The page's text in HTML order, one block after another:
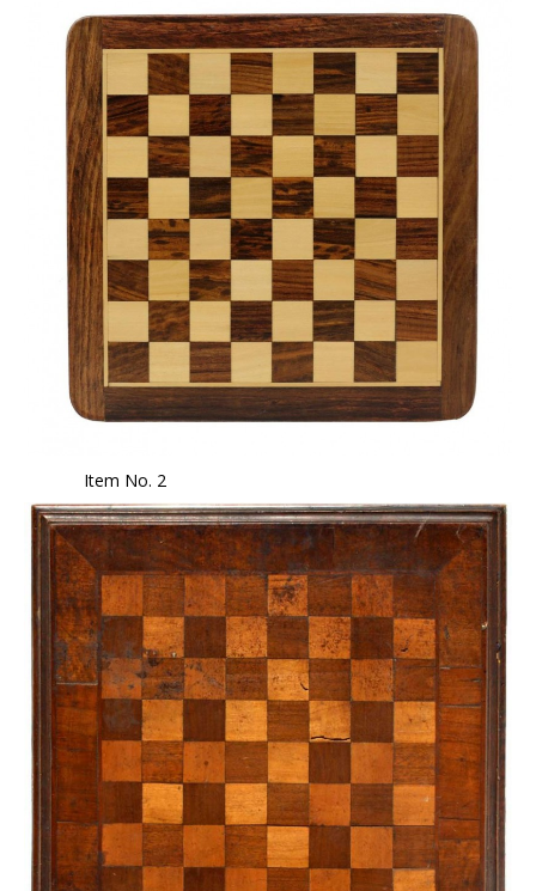
Item No. 2